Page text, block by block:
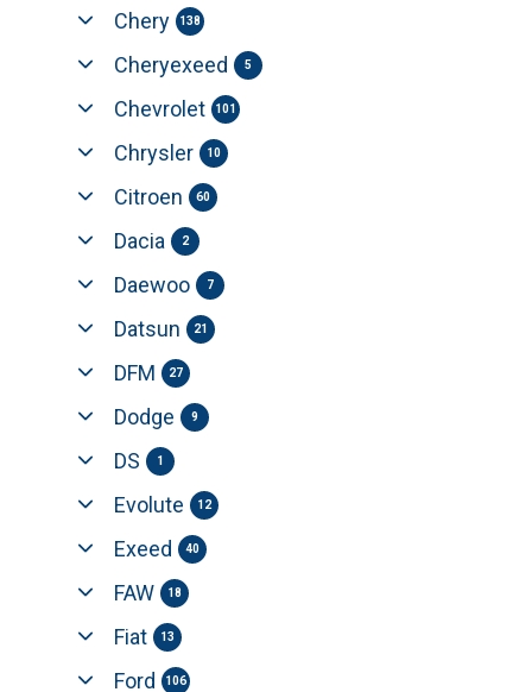
Chery 138
Cheryexeed 5
Chevrolet 101
Chrysler 10
Citroen 60
Dacia 2
Daewoo 7
Datsun 21
DFM 27
Dodge 9
DS 1
Evolute 12
Exeed 40
FAW 18
Fiat 13
Ford 106